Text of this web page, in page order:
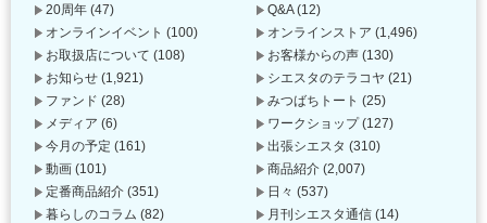
20周年 (47) Q&A(12)
オンラインイベント (100) オンラインストア (1,496)
お取扱店について (108) お客様からの声 (130)
お知らせ (1,921) シエスタのテラコヤ (21)
ファンド (28) みつばちトート (25)
メディア (6) ワークショップ(127)
今月の予定 (161) 出張シエスタ (310)
動画 (101) 商品紹介 (2,007)
定番商品紹介 (351) 日々 (537)
暮らしのコラム (82) 月刊シエスタ通信 (14)